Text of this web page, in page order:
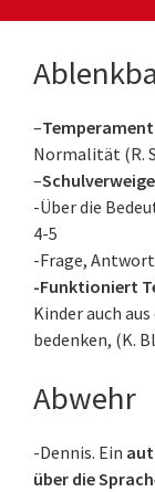
–Temperament
Normalität (R.
–
-Über die
4-5
-Frage,
-Funktioniert
Kinder auch
bedenken, (K.
Abwehr
-Dennis. Ein
über die